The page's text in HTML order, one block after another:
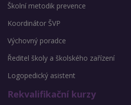
Školní metodik prevence
Koordinátor ŠVP
Výchovný poradce
Ředitel školy a školského zařízení
Logopedický asistent
Rekvalifikační kurzy